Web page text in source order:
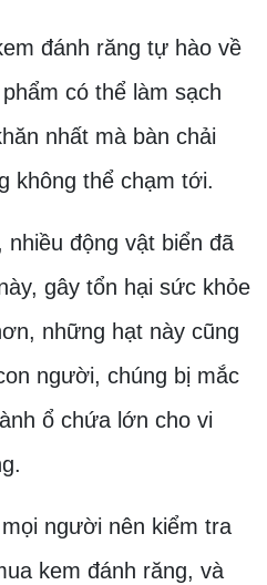
đánh răng tự hào về
có thể làm sạch
nhất mà bàn chải
không thể chạm tới.
động vật biển đã
gây tổn hại sức khỏe
những hạt này cũng
người, chúng bị mắc
ổ chứa lớn cho vi
người nên kiểm tra
kem đánh răng, và